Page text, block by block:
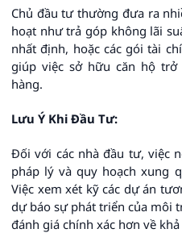
Chủ đầu tư thường đưa ra
hoạt như trả góp không lãi
nhất định, hoặc các gói tài
giúp việc sở hữu căn hộ trở
hàng.
Lưu Ý Khi Đầu Tư:
Đối với các nhà đầu tư, việc
pháp lý và quy hoạch xung
Việc xem xét kỹ các dự án
dự báo sự phát triển của môi
đánh giá chính xác hơn về